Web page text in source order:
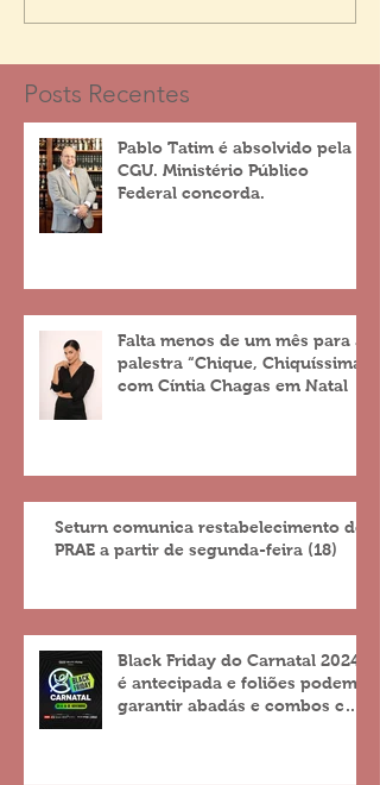
Posts Recentes
Pablo Tatim é absolvido pela
CGU. Ministério Público
Federal concorda.
Falta menos de um mês para a
palestra “Chique, Chiquíssima”
com Cíntia Chagas em Natal
Seturn comunica restabelecimento do
PRAE a partir de segunda-feira (18)
Black Friday do Carnatal 2024
é antecipada e foliões podem
garantir abadás e combos com